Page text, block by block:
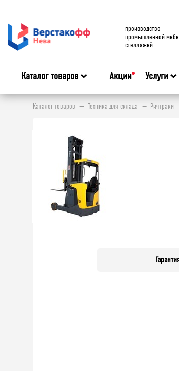
производство
промышленной
стеллажей
Каталог товаров Акции Услуги
Каталог товаров Техника для склада Ричтраки